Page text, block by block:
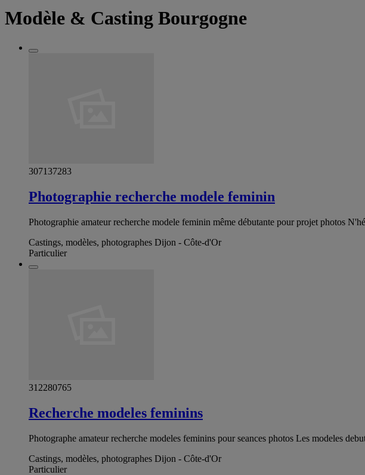
Modèle & Casting Bourgogne
307137283
Photographie recherche modele feminin
Photographie amateur recherche modele feminin même débutante pour projet photos
Castings, modèles, photographes Dijon - Côte-d'Or
Particulier
312280765
Recherche modeles feminins
Photographe amateur recherche modeles feminins pour seances photos Les modeles
Castings, modèles, photographes Dijon - Côte-d'Or
Particulier